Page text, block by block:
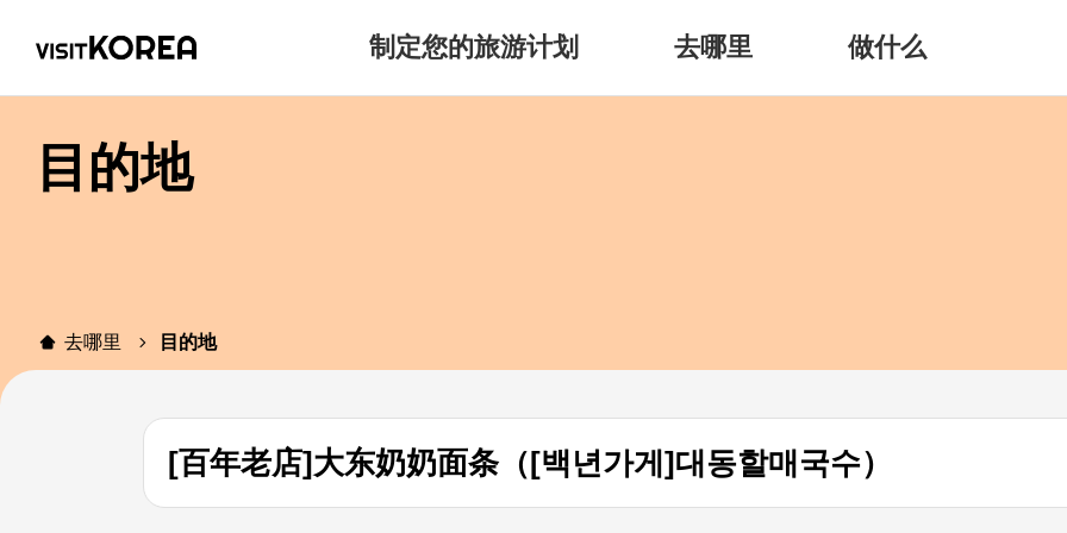
制定您的旅游计划 去哪里 做什么
目的地
去哪里 目的地
[百年老店]大东奶奶面条（[백년가게]대동할매국수）